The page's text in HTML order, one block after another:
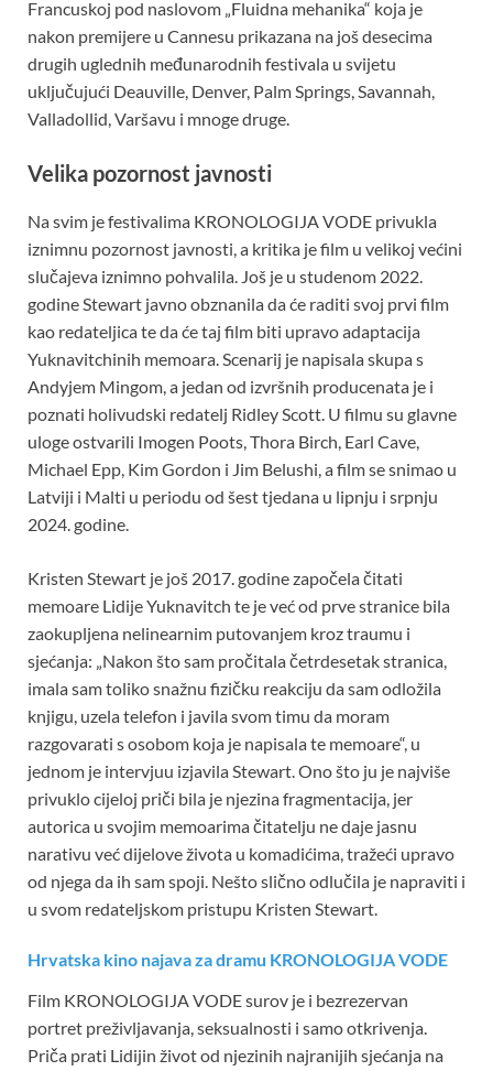
Francuskoj pod naslovom „Fluidna mehanika“ koja je
nakon premijere u Cannesu prikazana na još desecima
drugih uglednih međunarodnih festivala u svijetu
uključujući Deauville, Denver, Palm Springs, Savannah,
Valladollid, Varšavu i mnoge druge.
Velika pozornost javnosti
Na svim je festivalima KRONOLOGIJA VODE privukla
iznimnu pozornost javnosti, a kritika je film u velikoj većini
slučajeva iznimno pohvalila. Još je u studenom 2022.
godine Stewart javno obznanila da će raditi svoj prvi film
kao redateljica te da će taj film biti upravo adaptacija
Yuknavitchinih memoara. Scenarij je napisala skupa s
Andyjem Mingom, a jedan od izvršnih producenata je i
poznati holivudski redatelj Ridley Scott. U filmu su glavne
uloge ostvarili Imogen Poots, Thora Birch, Earl Cave,
Michael Epp, Kim Gordon i Jim Belushi, a film se snimao u
Latviji i Malti u periodu od šest tjedana u lipnju i srpnju
2024. godine.
Kristen Stewart je još 2017. godine započela čitati
memoare Lidije Yuknavitch te je već od prve stranice bila
zaokupljena nelinearnim putovanjem kroz traumu i
sjećanja: „Nakon što sam pročitala četrdesetak stranica,
imala sam toliko snažnu fizičku reakciju da sam odložila
knjigu, uzela telefon i javila svom timu da moram
razgovarati s osobom koja je napisala te memoare“, u
jednom je intervjuu izjavila Stewart. Ono što ju je najviše
privuklo cijeloj priči bila je njezina fragmentacija, jer
autorica u svojim memoarima čitatelju ne daje jasnu
narativu već dijelove života u komadićima, tražeći upravo
od njega da ih sam spoji. Nešto slično odlučila je napraviti i
u svom redateljskom pristupu Kristen Stewart.
Hrvatska kino najava za dramu KRONOLOGIJA VODE
Film KRONOLOGIJA VODE surov je i bezrezervan
portret preživljavanja, seksualnosti i samo otkrivenja.
Priča prati Lidijin život od njezinih najranijih sjećanja na